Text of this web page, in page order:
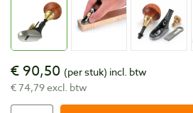
€ 90,50 (per stuk) incl. btw
€ 74,79 excl. btw